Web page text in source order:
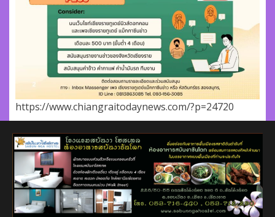
https://www.chiangraitodaynews.com/?p=24720